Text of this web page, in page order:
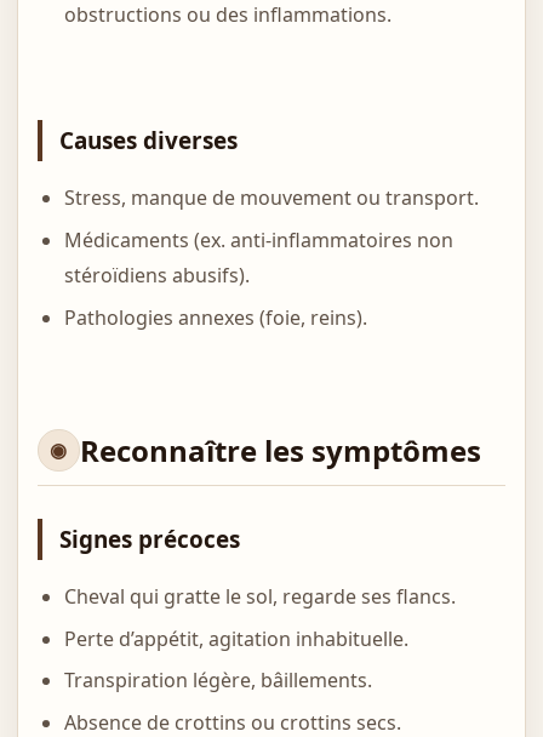
obstructions ou des inflammations.
Causes diverses
Stress, manque de mouvement ou transport.
Médicaments (ex. anti-inflammatoires non
stéroïdiens abusifs).
Pathologies annexes (foie, reins).
Reconnaître les symptômes
Signes précoces
Cheval qui gratte le sol, regarde ses flancs.
Perte d’appétit, agitation inhabituelle.
Transpiration légère, bâillements.
Absence de crottins ou crottins secs.